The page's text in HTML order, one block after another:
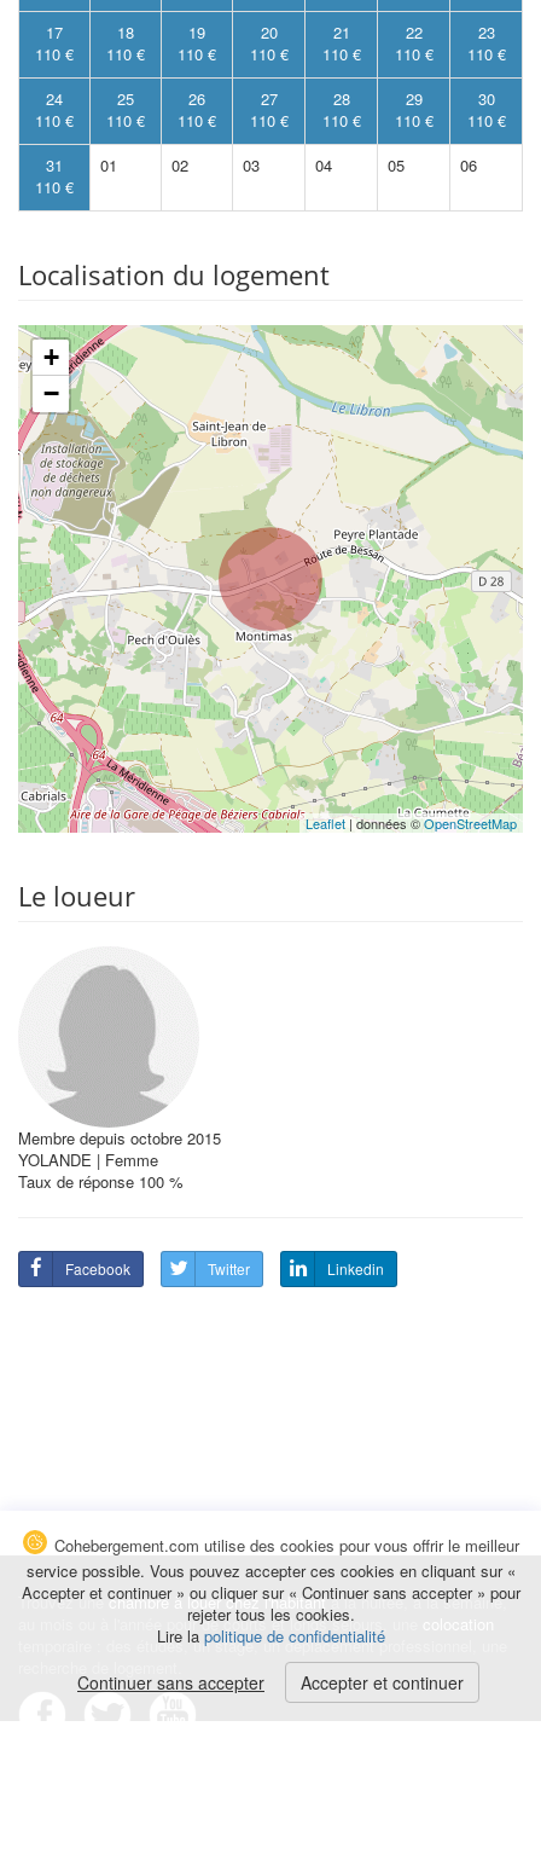
17
110 €
18
110 €
19
110 €
20
110 €
21
110 €
22
110 €
23
110 €
24
110 €
25
110 €
26
110 €
27
110 €
28
110 €
29
110 €
30
110 €
31
110 €
01 02 03 04 05 06
Localisation du logement
+
−
Leaflet | données ©OpenStreetMap
Le loueur
Membre depuis octobre 2015
YOLANDE | Femme
Taux de réponse 100 %
Facebook Twitter Linkedin
Trouvez unechambre à louer chez l'habitantà la nuitée, à la semaine,
au mois ou à l'année pour de courts et longs séjours, une
temporaire : des études, un stage, un déplacement professionnel, une
Cohebergement.com utilise des cookies pour vous offrir le meilleur
service possible. Vous pouvez accepter ces cookies en cliquant sur «
Accepter et continuer » ou cliquer sur « Continuer sans accepter » pour
rejeter tous les cookies.
Lire la politique de confidentialité
Continuer sans accepter Accepter et continuer